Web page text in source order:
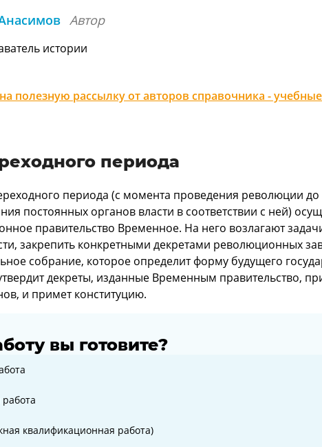
Автор
истории
полезную рассылку от авторов справочника -
периода
периода (с момента проведения революции до
постоянных органов власти в соответствии с ней)
правительство Временное. На него возлагают
закрепить конкретными декретами революционных
собрание, которое определит форму будущего
декреты, изданные Временным правительство,
и примет конституцию.
вы готовите?
готовите?
квалификационная работа)